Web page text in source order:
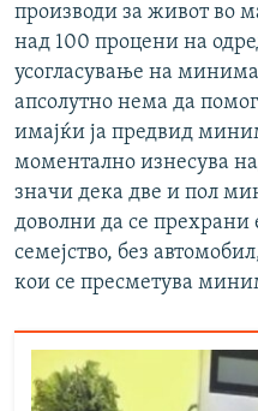
производи за живот во
над 100 процени на
усогласување на
апсолутно нема да
имајќи ја предвид
моментално изнесува
значи дека две и пол
доволни да се прехрани
семејство, без
кои се пресметува